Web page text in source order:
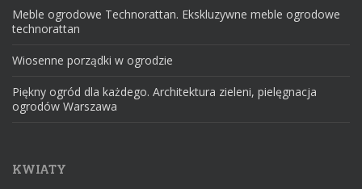
Meble ogrodowe Technorattan. Ekskluzywne meble ogrodowe
technorattan
Wiosenne porządki w ogrodzie
Piękny ogród dla każdego. Architektura zieleni, pielęgnacja
ogrodów Warszawa
KWIATY